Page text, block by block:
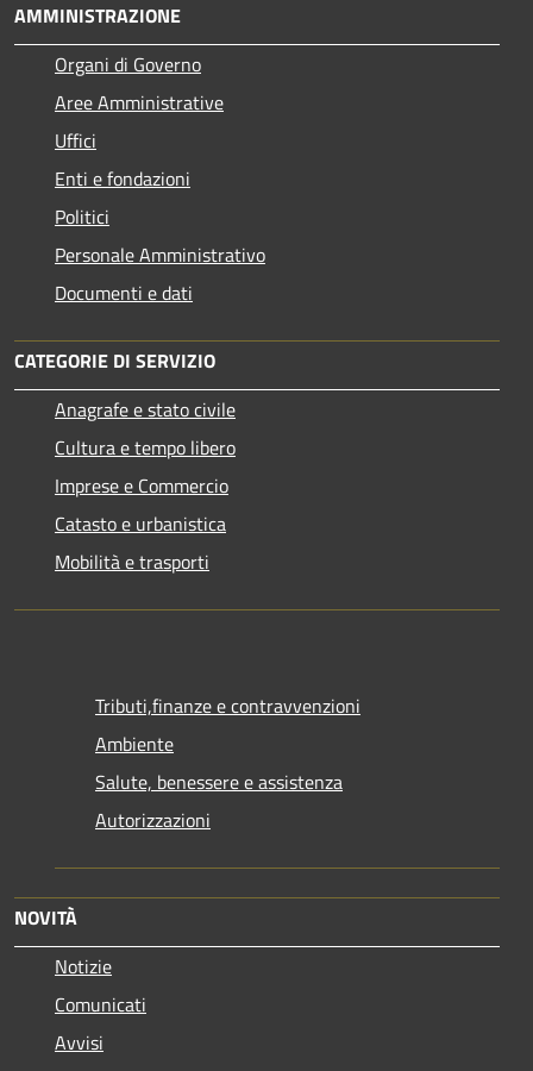
AMMINISTRAZIONE
Organi di Governo
Aree Amministrative
Uffici
Enti e fondazioni
Politici
Personale Amministrativo
Documenti e dati
CATEGORIE DI SERVIZIO
Anagrafe e stato civile
Cultura e tempo libero
Imprese e Commercio
Catasto e urbanistica
Mobilità e trasporti
Tributi,finanze e contravvenzioni
Ambiente
Salute, benessere e assistenza
Autorizzazioni
NOVITÀ
Notizie
Comunicati
Avvisi